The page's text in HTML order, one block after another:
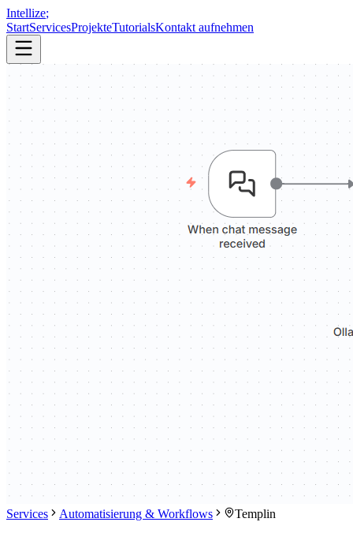
Intellize;
StartServicesProjekteTutorialsKontakt aufnehmen
Services Automatisierung & Workflows Templin